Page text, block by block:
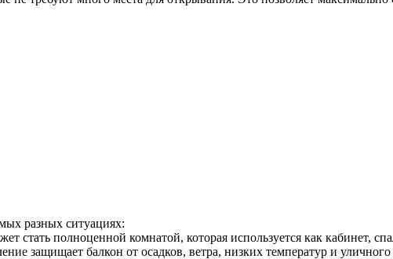
разных ситуациях:
полноценной комнатой, которая используется как кабинет,
защищает балкон от осадков, ветра, низких температур и